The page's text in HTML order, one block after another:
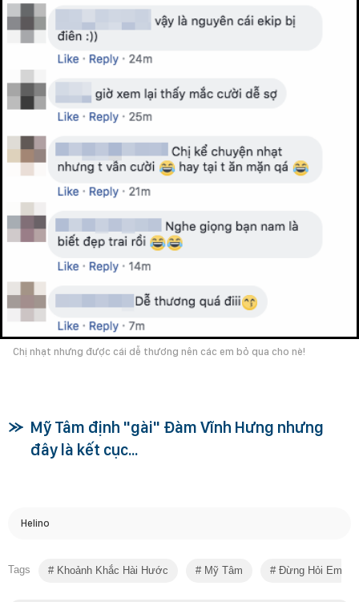
Chị nhạt nhưng được cái dễ thương nên các em bỏ qua cho nè!
Mỹ Tâm định "gài" Đàm Vĩnh Hưng nhưng
đây là kết cục...
Helino
Tags Khoảnh Khắc Hài Hước Mỹ Tâm Đừng Hỏi Em